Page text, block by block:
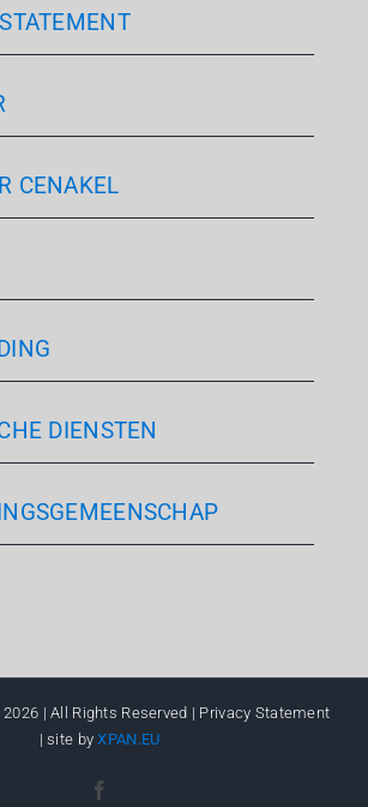
CENAKEL
DIENSTEN
2026 | All Rights Reserved | Privacy Statement
| site byXPAN.EU